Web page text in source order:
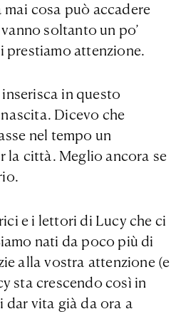
cosa può accadere
soltanto un po’
prestiamo attenzione.
in questo
Dicevo che
nel tempo un
la città. Meglio ancora se
e i lettori di Lucy che ci
nati da poco più di
alla vostra attenzione (e
sta crescendo così in
vita già da ora a